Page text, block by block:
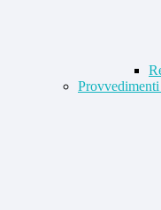
Provvedimenti